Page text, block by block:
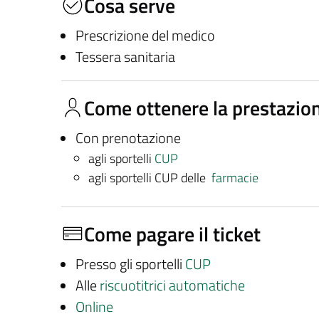
Prescrizione del medico
Tessera sanitaria
Come ottenere la
Con prenotazione
agli sportelli CUP
agli sportelli CUP delle farmacie
Come pagare il ticket
Presso gli sportelli CUP
Alleriscuotitrici automatiche
Online